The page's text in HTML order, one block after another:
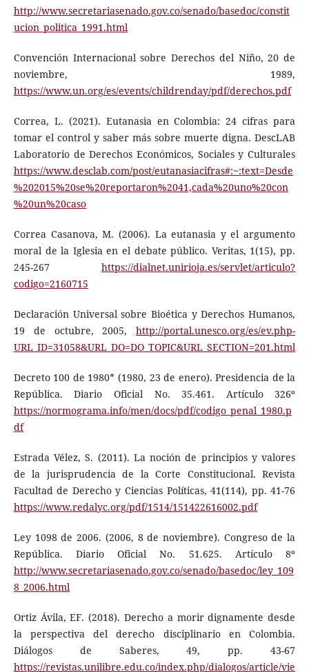
http://www.secretariasenado.gov.co/senado/basedoc/constit
ucion_politica_1991.html
Convención Internacional sobre Derechos del Niño, 20 de
noviembre, 1989,
https://www.un.org/es/events/childrenday/pdf/derechos.pdf
Correa, L. (2021). Eutanasia en Colombia: 24 cifras para
tomar el control y saber más sobre muerte digna. DescLAB
Laboratorio de Derechos Económicos, Sociales y Culturales
https://www.desclab.com/post/eutanasiacifras#:~:text=Desde
%202015%20se%20reportaron%2041,cada%20uno%20con
%20un%20caso
Correa Casanova, M. (2006). La eutanasia y el argumento
moral de la Iglesia en el debate público. Veritas, 1(15), pp.
245-267https://dialnet.unirioja.es/servlet/articulo?
codigo=2160715
Declaración Universal sobre Bioética y Derechos Humanos,
19 de octubre, 2005,http://portal.unesco.org/es/ev.php-
URL_ID=31058&URL_DO=DO_TOPIC&URL_SECTION=201.html
Decreto 100 de 1980* (1980, 23 de enero). Presidencia de la
República. Diario Oficial No. 35.461. Artículo 326º
https://normograma.info/men/docs/pdf/codigo_penal_1980.p
df
Estrada Vélez, S. (2011). La noción de principios y valores
de la jurisprudencia de la Corte Constitucional. Revista
Facultad de Derecho y Ciencias Políticas, 41(114), pp. 41-76
https://www.redalyc.org/pdf/1514/151422616002.pdf
Ley 1098 de 2006. (2006, 8 de noviembre). Congreso de la
República. Diario Oficial No. 51.625. Artículo 8º
http://www.secretariasenado.gov.co/senado/basedoc/ley_109
8_2006.html
Ortiz Ávila, EF. (2018). Derecho a morir dignamente desde
la perspectiva del derecho disciplinario en Colombia.
Diálogos de Saberes, 49, pp. 43-67
https://revistas.unilibre.edu.co/index.php/dialogos/article/vie